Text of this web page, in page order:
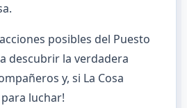
posibles del Puesto
descubrir la verdadera
y, si La Cosa
luchar!